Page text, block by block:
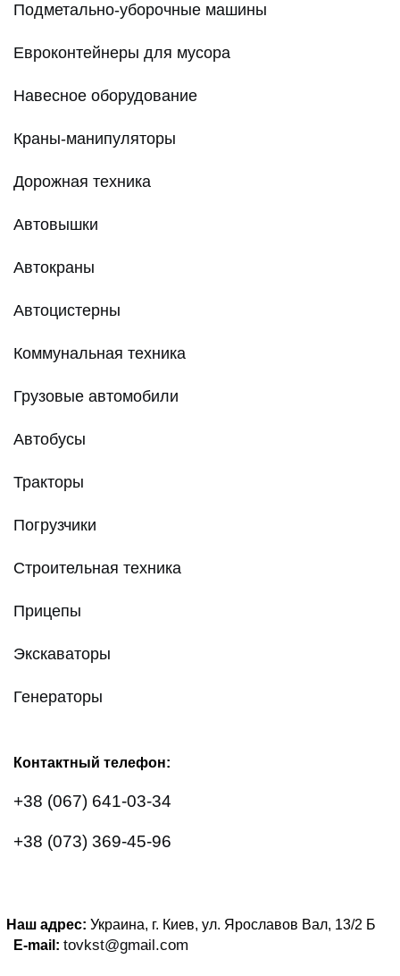
Подметально-уборочные машины
Евроконтейнеры для мусора
Навесное оборудование
Краны-манипуляторы
Дорожная техника
Автовышки
Автокраны
Автоцистерны
Коммунальная техника
Грузовые автомобили
Автобусы
Тракторы
Погрузчики
Строительная техника
Прицепы
Экскаваторы
Генераторы
Контактный телефон:
+38 (067) 641-03-34
+38 (073) 369-45-96
Наш адрес: Украина, г. Киев, ул. Ярославов Вал, 13/2 Б
E-mail: tovkst@gmail.com